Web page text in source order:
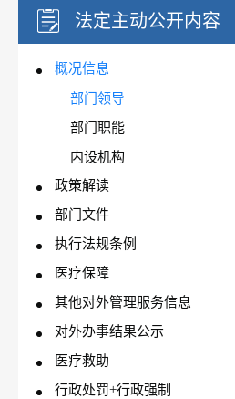
法定主动公开内容
概况信息
部门领导
部门职能
内设机构
政策解读
部门文件
执行法规条例
医疗保障
其他对外管理服务信息
对外办事结果公示
医疗救助
行政处罚+行政强制